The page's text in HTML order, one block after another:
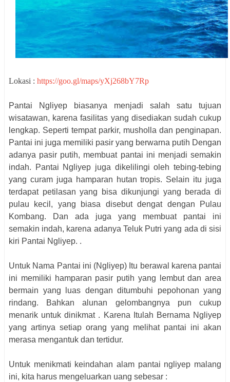
Lokasi : https://goo.gl/maps/yXj268bY7Rp
Pantai Ngliyep biasanya menjadi salah satu tujuan
wisatawan, karena fasilitas yang disediakan sudah cukup
lengkap. Seperti tempat parkir, musholla dan penginapan.
Pantai ini juga memiliki pasir yang berwarna putih Dengan
adanya pasir putih, membuat pantai ini menjadi semakin
indah. Pantai Ngliyep juga dikelilingi oleh tebing-tebing
yang curam juga hamparan hutan tropis. Selain itu juga
terdapat petilasan yang bisa dikunjungi yang berada di
pulau kecil, yang biasa disebut dengat dengan Pulau
Kombang. Dan ada juga yang membuat pantai ini
semakin indah, karena adanya Teluk Putri yang ada di sisi
kiri Pantai Ngliyep. .
Untuk Nama Pantai ini (Ngliyep) Itu berawal karena pantai
ini memiliki hamparan pasir putih yang lembut dan area
bermain yang luas dengan ditumbuhi pepohonan yang
rindang. Bahkan alunan gelombangnya pun cukup
menarik untuk dinikmat . Karena Itulah Bernama Ngliyep
yang artinya setiap orang yang melihat pantai ini akan
merasa mengantuk dan tertidur.
Untuk menikmati keindahan alam pantai ngliyep malang
ini, kita harus mengeluarkan uang sebesar :